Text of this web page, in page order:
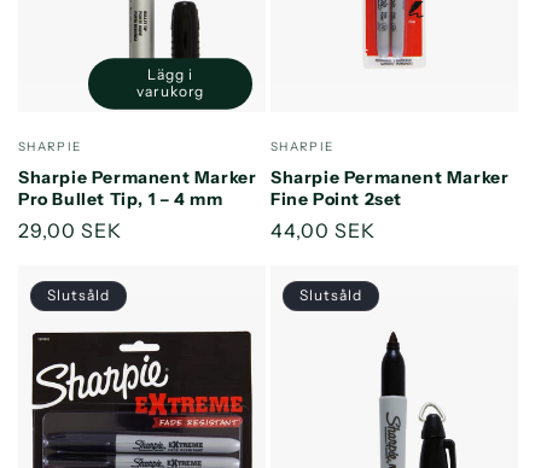
Säljare:
SHARPIE
Sharpie Permanent Marker
Pro Bullet Tip, 1 – 4 mm
Ordinarie
29,00 SEK
Minska
kvantitet
Title
Öka
kvantitet
Title
Lägg i
varukorg
Säljare:
SHARPIE
Sharpie Permanent Marker
Fine Point 2set
Ordinarie
44,00 SEK
Slutsåld Slutsåld